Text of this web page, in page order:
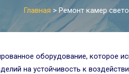
Главная > Ремонт камер
оборудование, которое
на устойчивость к